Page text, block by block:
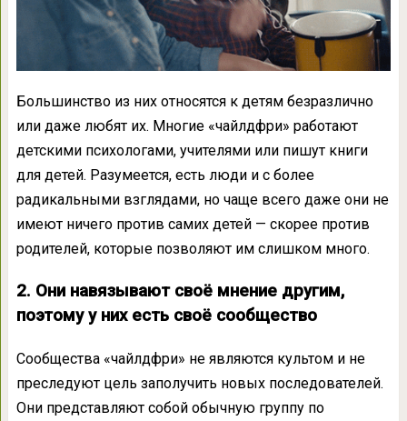
Большинство из них относятся к детям безразлично
или даже любят их. Многие «чайлдфри» работают
детскими психологами, учителями или пишут книги
для детей. Разумеется, есть люди и с более
радикальными взглядами, но чаще всего даже они не
имеют ничего против самих детей — скорее против
родителей, которые позволяют им слишком много.
2. Они навязывают своё мнение другим,
поэтому у них есть своё сообщество
Сообщества «чайлдфри» не являются культом и не
преследуют цель заполучить новых последователей.
Они представляют собой обычную группу по